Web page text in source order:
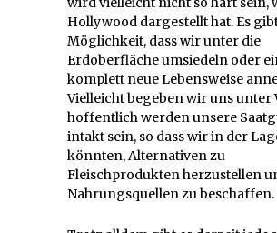
Hollywood dargestellt hat. Es
Möglichkeit, dass wir unter die
Erdoberfläche umsiedeln oder
komplett neue Lebensweise
Vielleicht begeben wir uns unter
hoffentlich werden unsere
intakt sein, so dass wir in der
könnten, Alternativen zu
Fleischprodukten herzustellen
Nahrungsquellen zu beschaffen.